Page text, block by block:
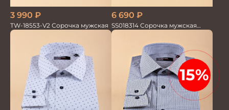
3 990 ₽
TW-18553-V2 Сорочка мужская
6 690 ₽
SS018314 Сорочка мужская
GROSTYLE TRENDY
15%